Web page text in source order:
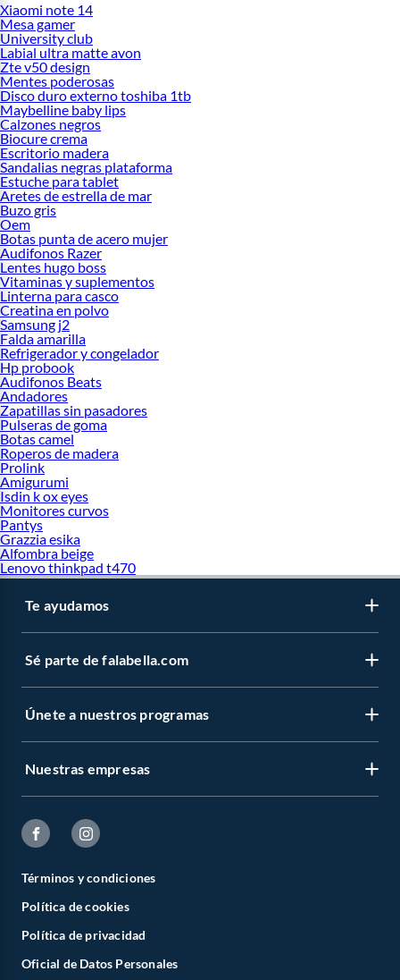
Xiaomi note 14
Mesa gamer
University club
Labial ultra matte avon
Zte v50 design
Mentes poderosas
Disco duro externo toshiba 1tb
Maybelline baby lips
Calzones negros
Biocure crema
Escritorio madera
Sandalias negras plataforma
Estuche para tablet
Aretes de estrella de mar
Buzo gris
Oem
Botas punta de acero mujer
Audifonos Razer
Lentes hugo boss
Vitaminas y suplementos
Linterna para casco
Creatina en polvo
Samsung j2
Falda amarilla
Refrigerador y congelador
Hp probook
Audifonos Beats
Andadores
Zapatillas sin pasadores
Pulseras de goma
Botas camel
Roperos de madera
Prolink
Amigurumi
Isdin k ox eyes
Monitores curvos
Pantys
Grazzia esika
Alfombra beige
Lenovo thinkpad t470
Te ayudamos
Sé parte de falabella.com
Únete a nuestros programas
Nuestras empresas
Términos y condiciones
Política de cookies
Política de privacidad
Oficial de Datos Personales